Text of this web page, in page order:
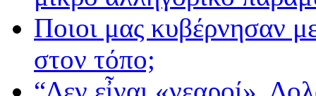
Ποιοι μας κυβέρνησαν
στον τόπο;